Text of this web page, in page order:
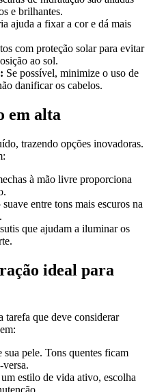
e brilhantes.
ajuda a fixar a cor e dá mais
com proteção solar para evitar
ao sol.
Se possível, minimize o uso de
danificar os cabelos.
em alta
trazendo opções inovadoras.
à mão livre proporciona
entre tons mais escuros na
que ajudam a iluminar os
ideal para
tarefa que deve considerar
pele. Tons quentes ficam
versa.
estilo de vida ativo, escolha